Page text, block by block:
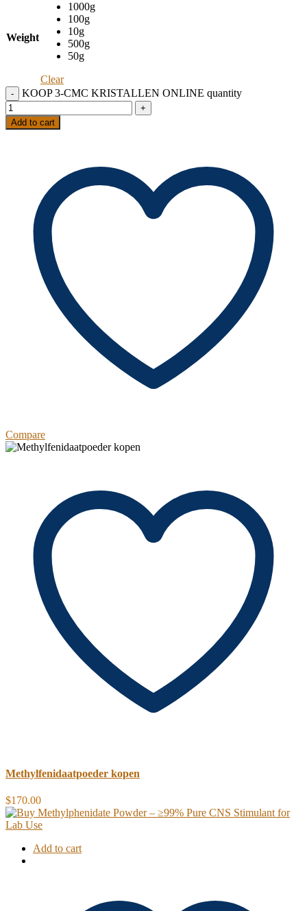
Weight
1000g
100g
10g
500g
50g
Clear
KOOP 3-CMC KRISTALLEN ONLINE quantity
Add to cart
Compare
Methylfenidaatpoeder kopen
$170.00
Add to cart